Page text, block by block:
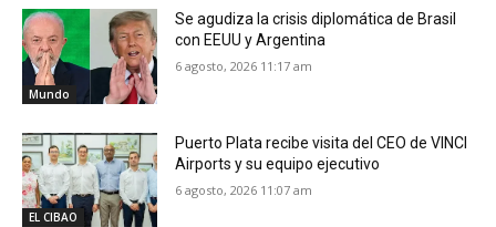
Mundo
Se agudiza la crisis diplomática de Brasil
con EEUU y Argentina
6 agosto, 2026 11:17 am
EL CIBAO
Puerto Plata recibe visita del CEO de VINCI
Airports y su equipo ejecutivo
6 agosto, 2026 11:07 am